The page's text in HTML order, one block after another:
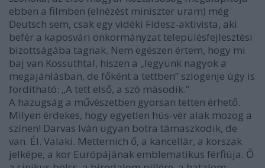
ebben a filmben (elnézést miniszter uram) még
Deutsch sem, csak egy vidéki Fidesz-aktivista, aki
befér a kaposvári önkormányzat településfejlesztési
bizottságába tagnak. Nem egészen értem, hogy mi
baj van Kossuthtal, hiszen a „legyünk nagyok a
megajánlásban, de főként a tettben” szlogenje úgy is
fordítható: „A tett első, a szó második.”
A hazugság a művészetben gyorsan tetten érhető.
Milyen érdekes, hogy egyetlen hús-vér alak mozog a
színen! Darvas Iván ugyan botra támaszkodik, de
van. Él. Valaki. Metternich ő, a kancellár, a korszak
jelképe, a kor Európájának emblematikus férfiúja. Ő